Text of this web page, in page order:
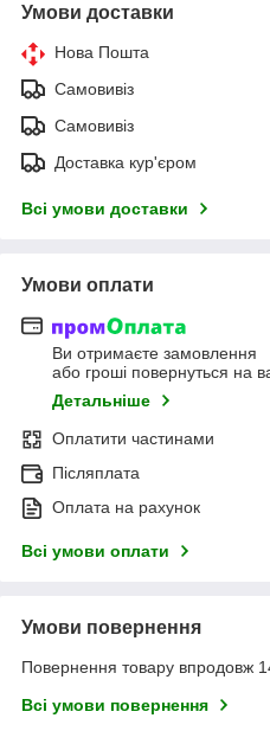
Умови доставки
Нова Пошта
Самовивіз
Самовивіз
Доставка кур'єром
Всі умови доставки
Умови оплати
Ви отримаєте замовлення
або гроші повернуться на
Детальніше
Оплатити частинами
Післяплата
Оплата на рахунок
Всі умови оплати
Умови повернення
Повернення товару впродовж
Всі умови повернення